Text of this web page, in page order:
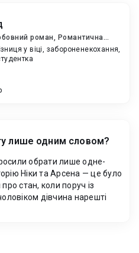
роман, Романтична
лише одним словом?
обрати лише одне-
Ніки та Арсена — це було
стан, коли поруч із
дівчина нарешті